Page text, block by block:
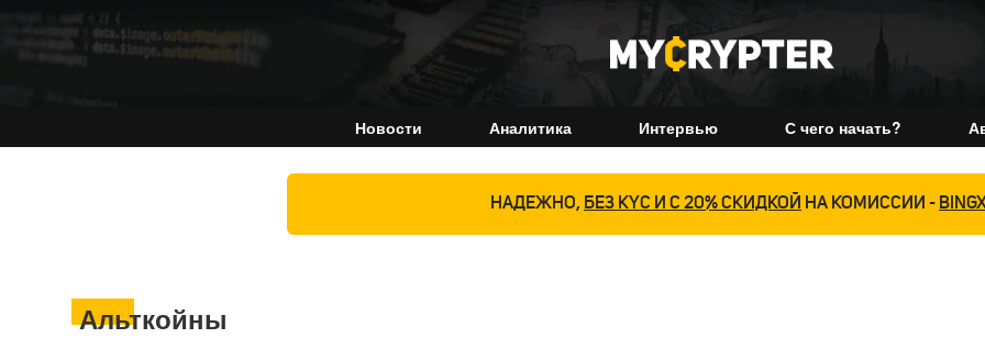
Новости Аналитика Интервью С чего начать?
НАДЕЖНО, БЕЗ KYC И С 20% СКИДКОЙ НА КОМИССИИ -
Альткойны